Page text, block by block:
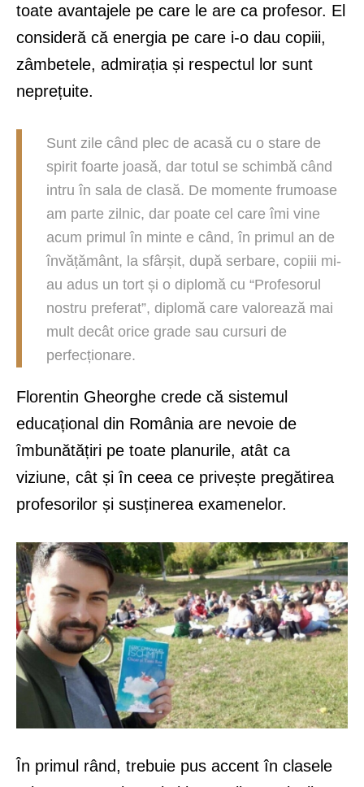
toate avantajele pe care le are ca profesor. El
consideră că energia pe care i-o dau copiii,
zâmbetele, admirația și respectul lor sunt
neprețuite.
Sunt zile când plec de acasă cu o stare de
spirit foarte joasă, dar totul se schimbă când
intru în sala de clasă. De momente frumoase
am parte zilnic, dar poate cel care îmi vine
acum primul în minte e când, în primul an de
învățământ, la sfârșit, după serbare, copiii mi-
au adus un tort și o diplomă cu “Profesorul
nostru preferat”, diplomă care valorează mai
mult decât orice grade sau cursuri de
perfecționare.
Florentin Gheorghe crede că sistemul
educațional din România are nevoie de
îmbunătățiri pe toate planurile, atât ca
viziune, cât și în ceea ce privește pregătirea
profesorilor și susținerea examenelor.
În primul rând, trebuie pus accent în clasele